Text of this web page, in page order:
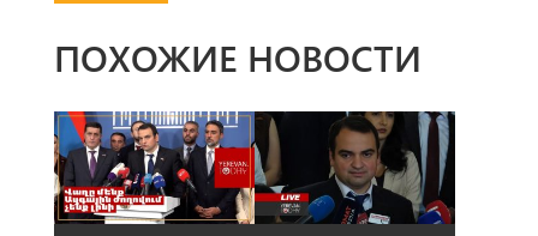
ПОХОЖИЕ НОВОСТИ